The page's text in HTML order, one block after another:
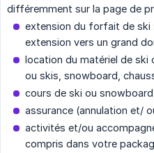
différemment sur la page de
extension du forfait de ski
extension vers un grand
location du matériel de
ou skis, snowboard,
cours de ski ou
assurance (annulation et/
activités et/ou
compris dans votre